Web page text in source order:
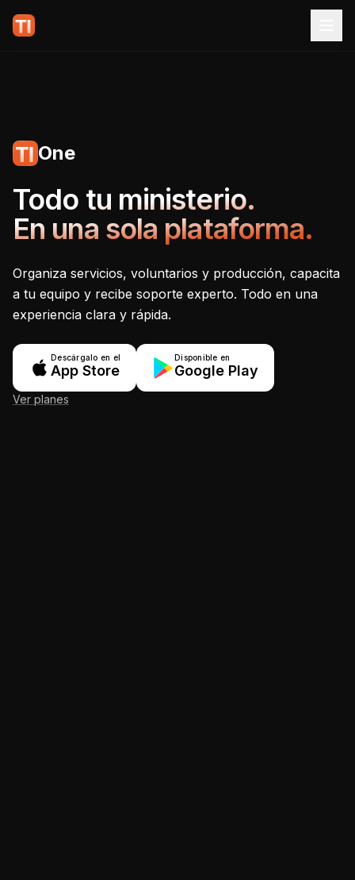
One
Tecnoiglesia One -
Todo tu ministerio.
En una sola plataforma.
Organiza servicios, voluntarios y producción, capacita
a tu equipo y recibe soporte experto. Todo en una
experiencia clara y rápida.
Descárgalo en el
App Store
Disponible en
Google Play
Ver planes